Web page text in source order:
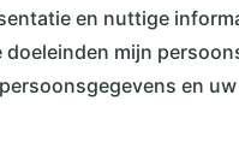
en nuttige
mijn
en